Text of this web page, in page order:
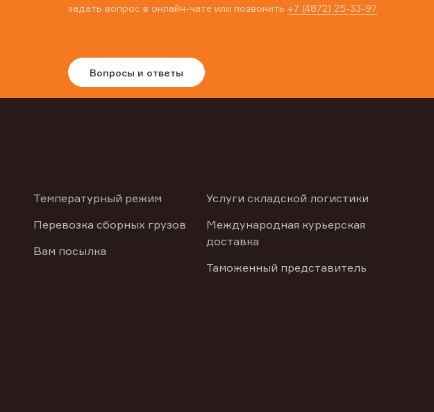
задать вопрос в онлайн-чате или позвонить +7 (4872) 25-33-97
Вопросы и ответы
Температурный режим
Перевозка сборных грузов
Вам посылка
Услуги складской логистики
Международная курьерская
доставка
Таможенный представитель